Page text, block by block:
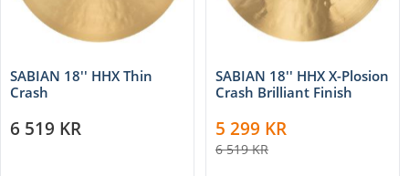
SABIAN 18'' HHX Thin
Crash
6 519 KR
SABIAN 18'' HHX X-Plosion
Crash Brilliant Finish
5 299 KR
6 519KR